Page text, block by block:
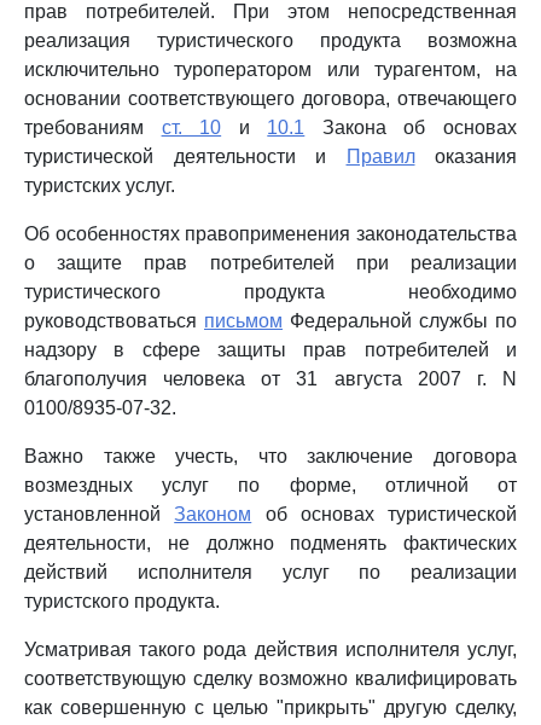
прав потребителей. При этом непосредственная
реализация туристического продукта возможна
исключительно туроператором или турагентом, на
основании соответствующего договора, отвечающего
требованиям ст. 10 и 10.1 Закона об основах
туристической деятельности и
Правилоказания
туристских услуг.
Об особенностях правоприменения законодательства
о защите прав потребителей при реализации
туристического продукта необходимо
руководствоваться письмом Федеральной службы по
надзору в сфере защиты прав потребителей и
благополучия человека от 31 августа 2007 г. N
0100/8935-07-32.
Важно также учесть, что заключение договора
возмездных услуг по форме, отличной от
установленнойЗаконом об основах туристической
деятельности, не должно подменять фактических
действий исполнителя услуг по реализации
туристского продукта.
Усматривая такого рода действия исполнителя услуг,
соответствующую сделку возможно квалифицировать
как совершенную с целью "прикрыть" другую сделку,